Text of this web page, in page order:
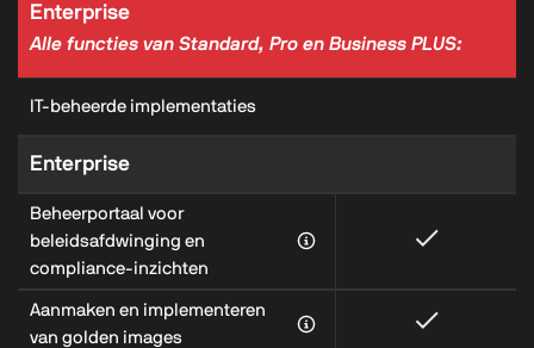
Enterprise
Alle functies van Standard, Pro en Business PLUS:
IT-beheerde implementaties
Enterprise
Beheerportaal voor
beleidsafdwinging en
compliance-inzichten
Aanmaken en implementeren
van golden images